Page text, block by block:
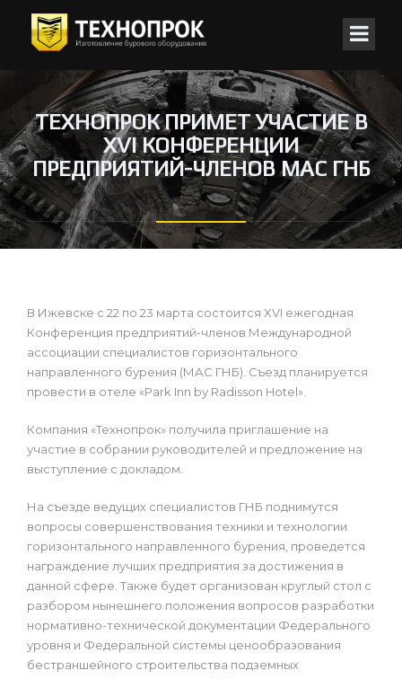
ТЕХНОПРОК ПРИМЕТ УЧАСТИЕ В
XVI КОНФЕРЕНЦИИ
ПРЕДПРИЯТИЙ-ЧЛЕНОВ МАС ГНБ
В Ижевске с 22 по 23 марта состоится XVI ежегодная
Конференция предприятий-членов Международной
ассоциации специалистов горизонтального
направленного бурения (МАС ГНБ). Съезд планируется
провести в отеле «Park Inn by Radisson Hotel».
Компания «Технопрок» получила приглашение на
участие в собрании руководителей и предложение на
выступление с докладом.
На съезде ведущих специалистов ГНБ поднимутся
вопросы совершенствования техники и технологии
горизонтального направленного бурения, проведется
награждение лучших предприятия за достижения в
данной сфере. Также будет организован круглый стол с
разбором нынешнего положения вопросов разработки
нормативно-технической документации Федерального
уровня и Федеральной системы ценообразования
бестраншейного строительства подземных